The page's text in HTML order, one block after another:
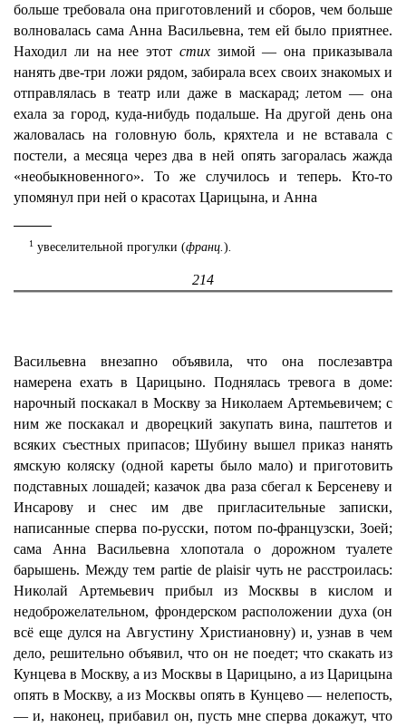
больше требовала она приготовлений и сборов, чем больше
волновалась сама Анна Васильевна, тем ей было приятнее.
Находил ли на нее этот стих зимой — она приказывала
нанять две-три ложи рядом, забирала всех своих знакомых и
отправлялась в театр или даже в маскарад; летом — она
ехала за город, куда-нибудь подальше. На другой день она
жаловалась на головную боль, кряхтела и не вставала с
постели, а месяца через два в ней опять загоралась жажда
«необыкновенного». То же случилось и теперь. Кто-то
упомянул при ней о красотах Царицына, и Анна
1увеселительной прогулки (франц.).
214
Васильевна внезапно объявила, что она послезавтра
намерена ехать в Царицыно. Поднялась тревога в доме:
нарочный поскакал в Москву за Николаем Артемьевичем; с
ним же поскакал и дворецкий закупать вина, паштетов и
всяких съестных припасов; Шубину вышел приказ нанять
ямскую коляску (одной кареты было мало) и приготовить
подставных лошадей; казачок два раза сбегал к Берсеневу и
Инсарову и снес им две пригласительные записки,
написанные сперва по-русски, потом по-французски, Зоей;
сама Анна Васильевна хлопотала о дорожном туалете
барышень. Между тем partie de plaisir чуть не расстроилась:
Николай Артемьевич прибыл из Москвы в кислом и
недоброжелательном, фрондерском расположении духа (он
всё еще дулся на Августину Христиановну) и, узнав в чем
дело, решительно объявил, что он не поедет; что скакать из
Кунцева в Москву, а из Москвы в Царицыно, а из Царицына
опять в Москву, а из Москвы опять в Кунцево — нелепость,
— и, наконец, прибавил он, пусть мне сперва докажут, что